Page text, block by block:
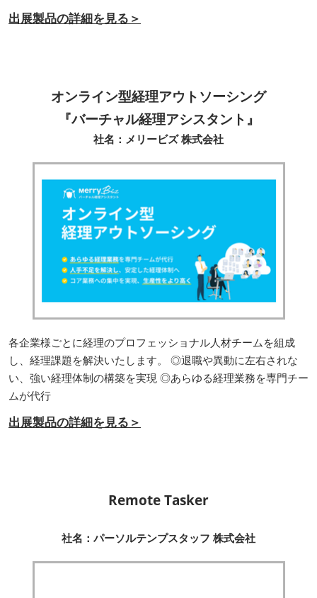
出展製品の詳細を見る＞
オンライン型経理アウトソーシング
『バーチャル経理アシスタント』
社名：メリービズ 株式会社
各企業様ごとに経理のプロフェッショナル人材チームを組成
し、経理課題を解決いたします。 ◎退職や異動に左右されな
い、強い経理体制の構築を実現 ◎あらゆる経理業務を専門チー
ムが代行
出展製品の詳細を見る＞
Remote Tasker
社名：パーソルテンプスタッフ 株式会社